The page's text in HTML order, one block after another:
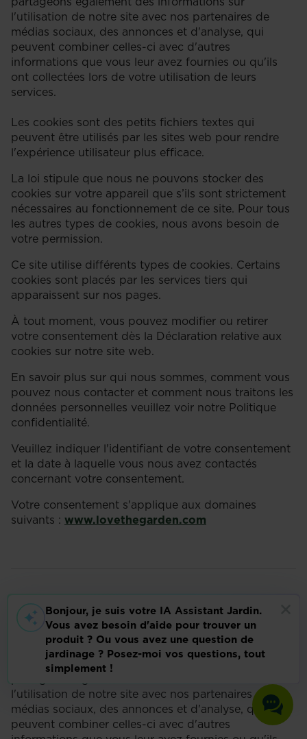
l'utilisation de notre site avec nos partenaires de
médias sociaux, des annonces et d'analyse, qui
peuvent combiner celles-ci avec d'autres
informations que vous leur avez fournies ou qu'ils
ont collectées lors de votre utilisation de leurs
services.
Les cookies sont des petits fichiers textes qui
peuvent être utilisés par les sites web pour rendre
l'expérience utilisateur plus efficace.
La loi stipule que nous ne pouvons stocker des
cookies sur votre appareil que s’ils sont strictement
nécessaires au fonctionnement de ce site. Pour tous
les autres types de cookies, nous avons besoin de
votre permission.
Ce site utilise différents types de cookies. Certains
cookies sont placés par les services tiers qui
apparaissent sur nos pages.
À tout moment, vous pouvez modifier ou retirer
votre consentement dès la Déclaration relative aux
cookies sur notre site web.
En savoir plus sur qui nous sommes, comment vous
pouvez nous contacter et comment nous traitons les
données personnelles veuillez voir notre Politique
confidentialité.
Veuillez indiquer l'identifiant de votre consentement
et la date à laquelle vous nous avez contactés
concernant votre consentement.
Votre consentement s'applique aux domaines
suivants : www.lovethegarden.com
Ce site web utilise des cookies. Les cookies nous
permettent de personnaliser le contenu et les
annonces, d'offrir des fonctionnalités relatives aux
médias sociaux et d'analyser notre trafic. Nous
partageons également des informations sur
l'utilisation de notre site avec nos partenaires de
médias sociaux, des annonces et d'analyse, qui
peuvent combiner celles-ci avec d'autres